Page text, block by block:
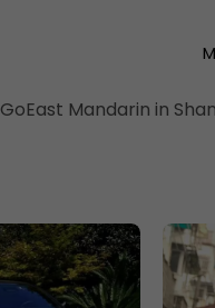
GoEast Mandarin in